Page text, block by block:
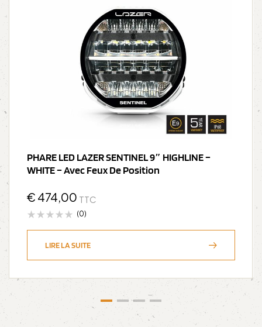
PHARE LED LAZER SENTINEL 9″ HIGHLINE –
WHITE – Avec Feux De Position
€ 474,00 TTC
(0)
LIRE LA SUITE